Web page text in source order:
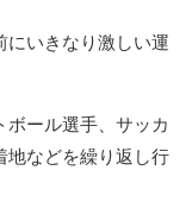
にいきなり激しい運
ール選手、サッカ
地などを繰り返し行